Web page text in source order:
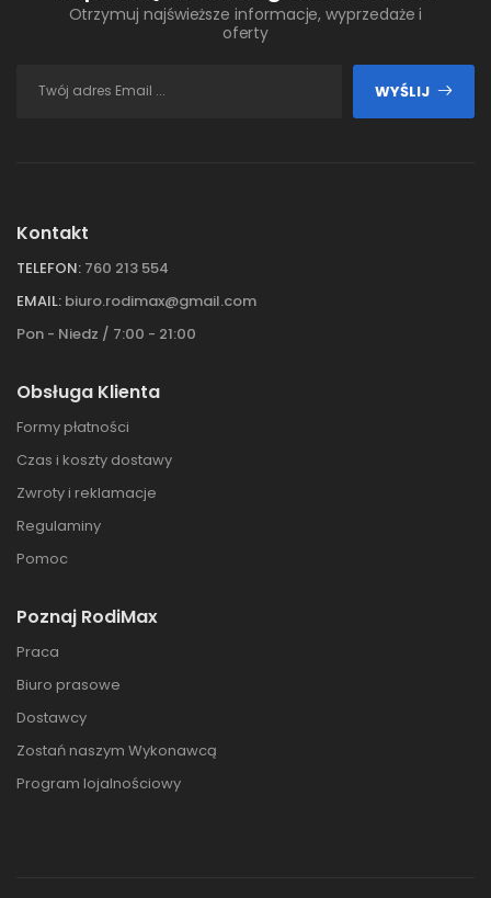
Otrzymuj najświeższe informacje, wyprzedaże i
oferty
WYŚLIJ
Kontakt
TELEFON: 760 213 554
EMAIL: biuro.rodimax@gmail.com
Pon - Niedz / 7:00 - 21:00
Obsługa Klienta
Formy płatności
Czas i koszty dostawy
Zwroty i reklamacje
Regulaminy
Pomoc
Poznaj RodiMax
Praca
Biuro prasowe
Dostawcy
Zostań naszym Wykonawcą
Program lojalnościowy